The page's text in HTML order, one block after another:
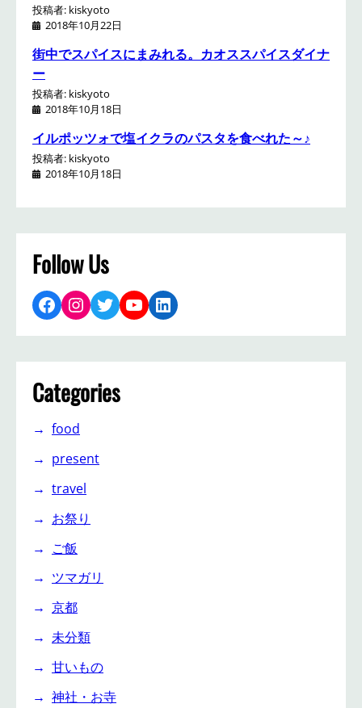
投稿者: kiskyoto
2018年10月22日
街中でスパイスにまみれる。カオススパイスダイナ
ー
投稿者: kiskyoto
2018年10月18日
イルポッツォで塩イクラのパスタを食べれた～♪
投稿者: kiskyoto
2018年10月18日
Follow Us
Facebook Instagram Twitter YouTube LinkedIn
Categories
food
present
travel
お祭り
ご飯
ツマガリ
京都
未分類
甘いもの
神社・お寺